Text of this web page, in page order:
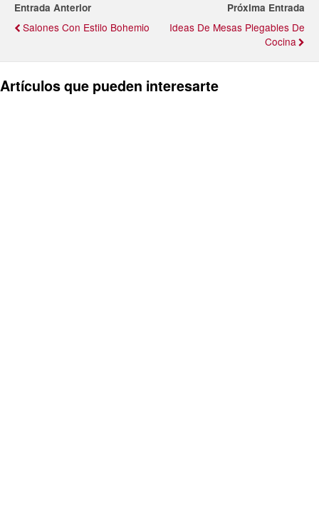
Entrada Anterior
Salones Con Estilo Bohemio
Próxima Entrada
Ideas De Mesas Plegables De
Cocina
Artículos que pueden interesarte